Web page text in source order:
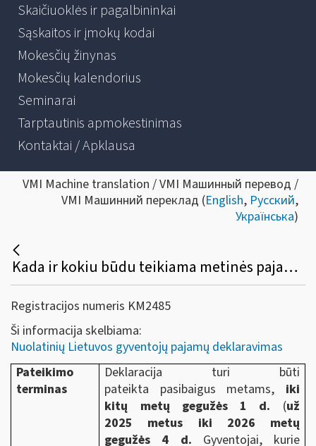
Skaičiuoklės ir pagalbininkai
Sąskaitos ir įmokų kodai
Mokesčių žinynas
Mokesčių kalendorius
Seminarai
Tarptautinis apmokestinimas
Kontaktai / Apklausa
VMI Machine translation / VMI Машинный перевод /
VMI Машинний переклад (English, Русский,
Українська)
Kada ir kokiu būdu teikiama metinės pajamų mokesčio deklaracijos GPM311 forma?
Registracijos numeris KM2485
Ši informacija skelbiama:
Nuolatinių Lietuvos gyventojų pajamų deklaravimas
Pateikimo
terminas
Deklaracija turi būti
pateikta pasibaigus metams, iki
kitų metų gegužės 1 d. (už
2025 metus iki 2026 metų
gegužės 4 d. Gyventojai, kurie